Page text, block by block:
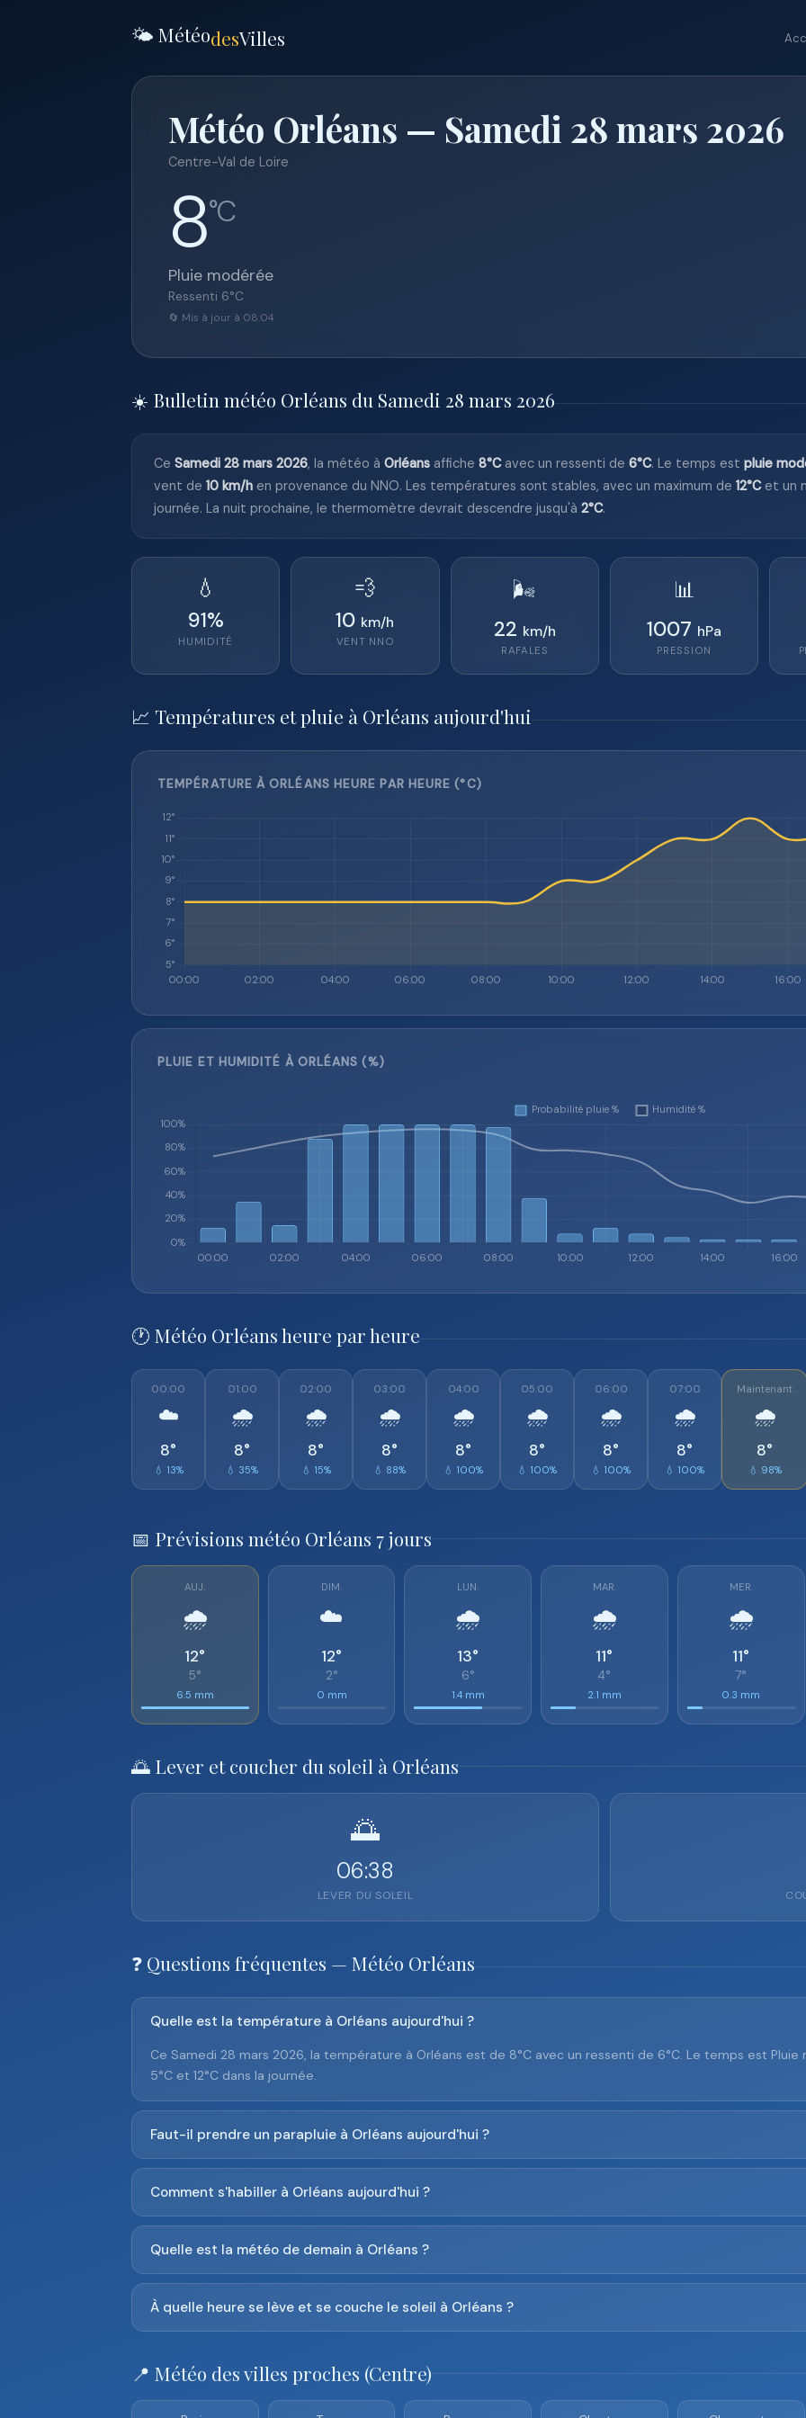
🌤️ MétéodesVilles
Météo Orléans — Samedi 28 mars 2026
Centre-Val de Loire
8°C
Pluie modérée
Ressenti 6°C
🔄 Mis à jour à 08:04
☀️ Bulletin météo Orléans du Samedi 28 mars 2026
Ce Samedi 28 mars 2026, la météo à Orléans affiche 8°Cavec un ressenti de 6°C. Le temps est pluie
vent de 10 km/h en provenance du NNO. Les températures sont stables, avec un maximum de 12°Cet un
journée. La nuit prochaine, le thermomètre devrait descendre jusqu'à 2°C.
💧
91%
HUMIDITÉ
💨
10 km/h
VENT NNO
🌬️
22 km/h
RAFALES
📊
1007 hPa
PRESSION
📈 Températures et pluie à Orléans aujourd'hui
TEMPÉRATURE À ORLÉANS HEURE PAR HEURE (°C)
PLUIE ET HUMIDITÉ À ORLÉANS (%)
🕐 Météo Orléans heure par heure
00:00
☁️
8°
💧 13%
01:00
🌧️
8°
💧 35%
02:00
🌧️
8°
💧 15%
03:00
🌧️
8°
💧 88%
04:00
🌧️
8°
💧 100%
05:00
🌧️
8°
💧 100%
06:00
🌧️
8°
💧 100%
07:00
🌧️
8°
💧 100%
Maintenant
🌧️
8°
💧 98%
📅 Prévisions météo Orléans 7 jours
AUJ.
🌧️
12°
5°
6.5 mm
DIM.
☁️
12°
2°
0 mm
LUN.
🌧️
13°
6°
1.4 mm
MAR.
🌧️
11°
4°
2.1 mm
MER.
🌧️
11°
7°
0.3 mm
🌅 Lever et coucher du soleil à Orléans
🌅
06:38
LEVER DU SOLEIL
❓ Questions fréquentes — Météo Orléans
Quelle est la température à Orléans aujourd'hui ?
Ce Samedi 28 mars 2026, la température à Orléans est de 8°C avec un ressenti de 6°C. Le temps est
5°C et 12°C dans la journée.
Faut-il prendre un parapluie à Orléans aujourd'hui ?
Comment s'habiller à Orléans aujourd'hui ?
Quelle est la météo de demain à Orléans ?
À quelle heure se lève et se couche le soleil à Orléans ?
📍 Météo des villes proches (Centre)